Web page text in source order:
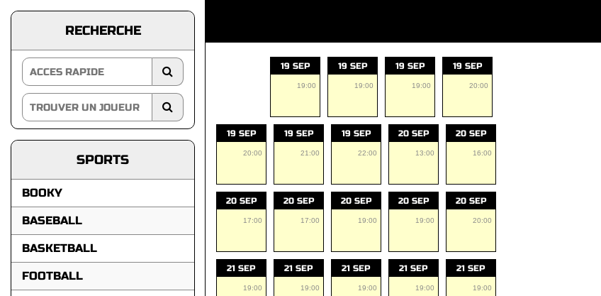
RECHERCHE
SPORTS
BOOKY
BASEBALL
BASKETBALL
FOOTBALL
19 SEP
19:00
19 SEP
19:00
19 SEP
19:00
19 SEP
20:00
19 SEP
20:00
19 SEP
21:00
19 SEP
22:00
20 SEP
13:00
20 SEP
16:00
20 SEP
17:00
20 SEP
17:00
20 SEP
19:00
20 SEP
19:00
20 SEP
20:00
21 SEP
19:00
21 SEP
19:00
21 SEP
19:00
21 SEP
19:00
21 SEP
19:00